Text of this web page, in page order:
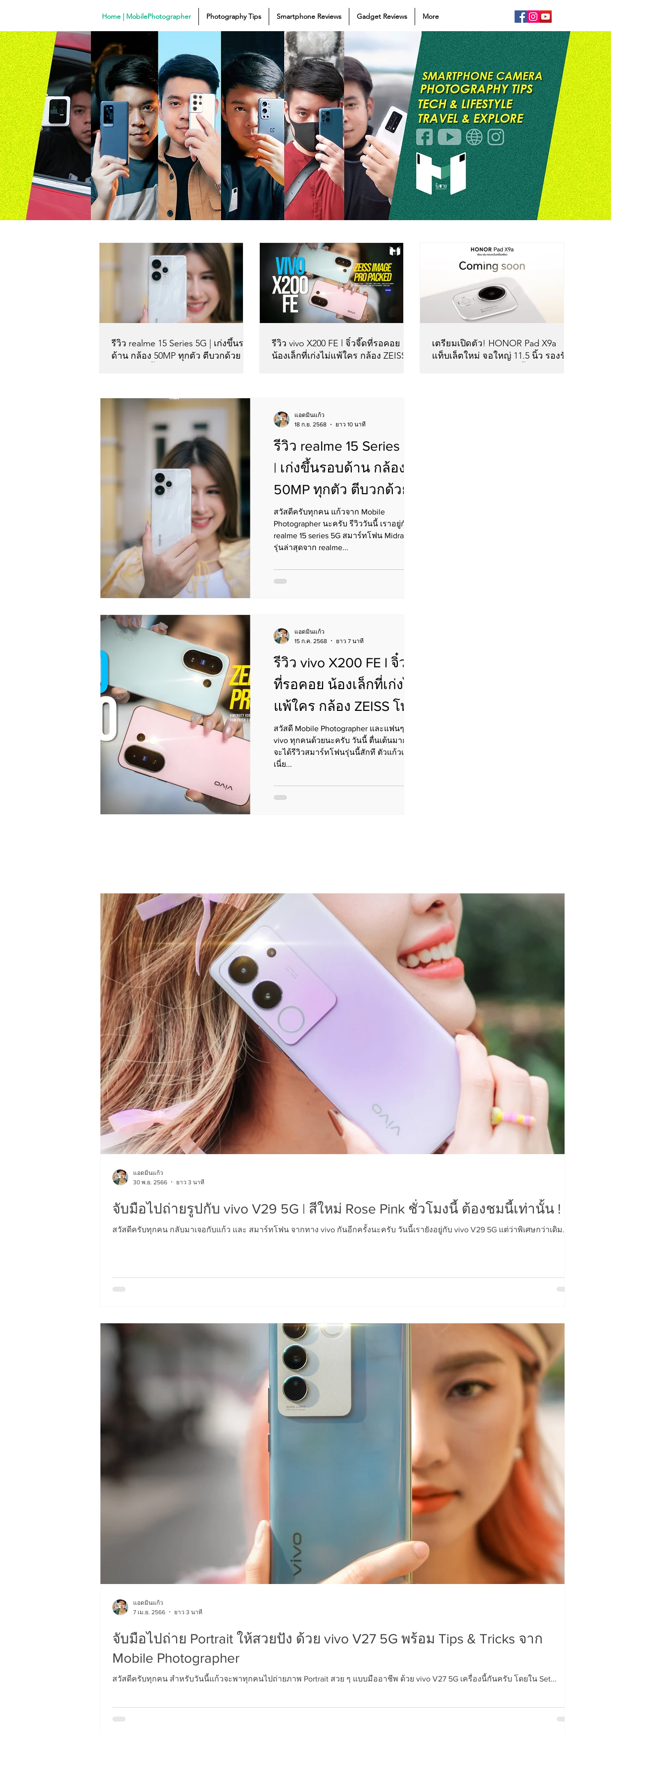
Home | MobilePhotographer Photography Tips Smartphone Reviews Gadget Reviews More
รีวิว realme 15 Series 5G | เก่งขึ้นรอบ
ด้าน กล้อง 50MP ทุกตัว ตีบวกด้วย AI
รีวิว vivo X200 FE l จิ๋วจี๊ดที่รอคอย
น้องเล็กที่เก่งไม่แพ้ใคร กล้อง ZEISS
เตรียมเปิดตัว! HONOR Pad X9a
แท็บเล็ตใหม่ จอใหญ่ 11.5 นิ้ว รองรับ
รีวิว realme 15 Series 5G
| เก่งขึ้นรอบด้าน กล้อง
50MP ทุกตัว ตีบวกด้วย AI
Genie สุดล้ำ
สวัสดีครับทุกคน แก้วจาก Mobile
Photographer นะครับ รีวิววันนี้ เราอยู่กับ
realme 15 series 5G สมาร์ทโฟน Midrange
รุ่นล่าสุดจาก realme...
แอดมินแก้ว
18 ก.ย. 2568
ยาว 10 นาที
รีวิว vivo X200 FE l จิ๋วจี๊ด
ที่รอคอย น้องเล็กที่เก่งไม่
แพ้ใคร กล้อง ZEISS โทนสี
ฟิล์ม
สวัสดี Mobile Photographer และแฟนๆ ของ
vivo ทุกคนด้วยนะครับ วันนี้ ตื่นเต้นมาก ๆ ที่
จะได้รีวิวสมาร์ทโฟนรุ่นนี้สักที ตัวแก้วเอง
เนี่ย...
แอดมินแก้ว
15 ก.ค. 2568
ยาว 7 นาที
จับมือไปถ่ายรูปกับ vivo V29 5G | สีใหม่ Rose Pink ชั่วโมงนี้ ต้องชมนี้เท่านั้น !
สวัสดีครับทุกคน กลับมาเจอกับแก้ว และ สมาร์ทโฟน จากทาง vivo กันอีกครั้งนะครับ วันนี้เรายังอยู่กับ vivo V29 5G แต่ว่าพิเศษกว่าเดิม...
แอดมินแก้ว
30 พ.ย. 2566
ยาว 3 นาที
จับมือไปถ่าย Portrait ให้สวยปัง ด้วย vivo V27 5G พร้อม Tips & Tricks จาก
Mobile Photographer
สวัสดีครับทุกคน สำหรับวันนี้แก้วจะพาทุกคนไปถ่ายภาพ Portrait สวย ๆ แบบมืออาชีพ ด้วย vivo V27 5G เครื่องนี้กันครับ โดยใน Set...
แอดมินแก้ว
7 เม.ย. 2566
ยาว 3 นาที